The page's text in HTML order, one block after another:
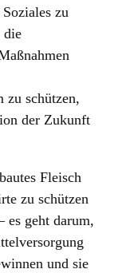
zu
die
zu schützen,
der Zukunft
Fleisch
zu schützen
es geht darum,
und sie